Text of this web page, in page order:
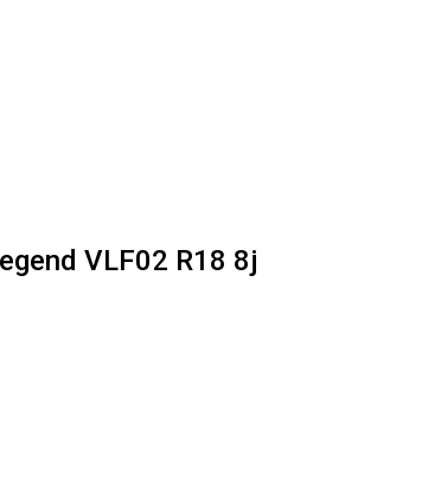
VLF02 R18 8j